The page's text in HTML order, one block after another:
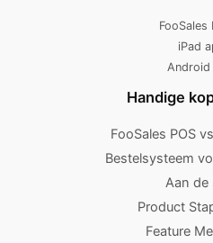
FooSales
iPad
Android
Handige
FooSales POS
Bestelsysteem
Aan de
Product
Feature